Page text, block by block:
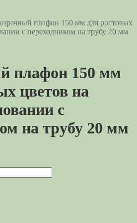
плафон 150 мм для ростовых
с переходником на трубу 20 мм
плафон 150 мм
цветов на
с
на трубу 20 мм